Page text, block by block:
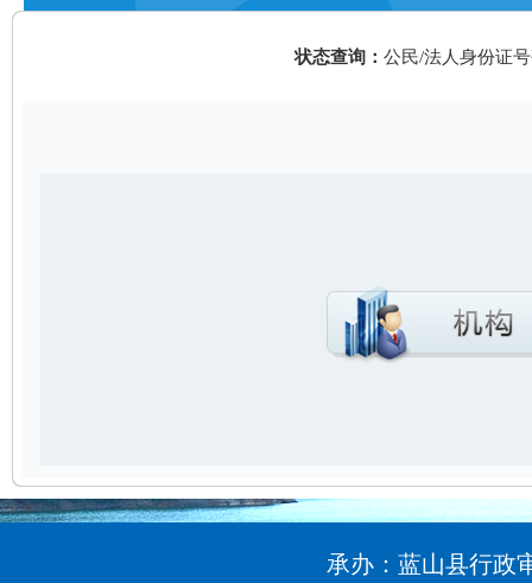
状态查询： 公民/法人身份证
承办：蓝山县行政